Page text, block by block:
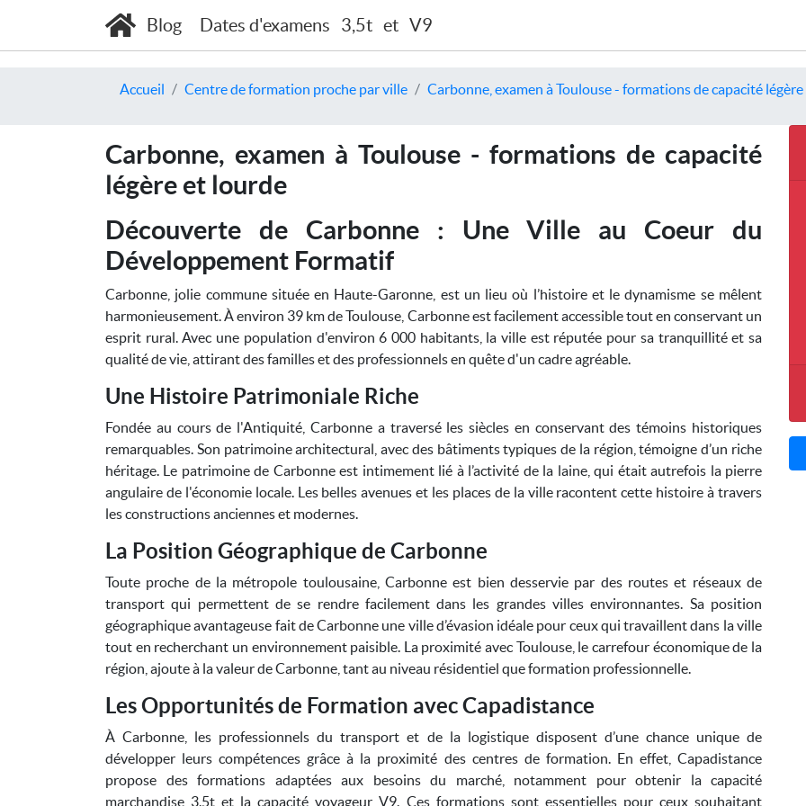
Blog Dates d'examens 3,5t et V9
Accueil Centre de formation proche par ville Carbonne, examen à Toulouse - formations de capacité
Carbonne, examen à Toulouse - formations de capacité
légère et lourde
Découverte de Carbonne : Une Ville au Coeur du
Développement Formatif
Carbonne, jolie commune située en Haute-Garonne, est un lieu où l’histoire et le dynamisme se mêlent
harmonieusement. À environ 39 km de Toulouse, Carbonne est facilement accessible tout en conservant un
esprit rural. Avec une population d'environ 6 000 habitants, la ville est réputée pour sa tranquillité et sa
qualité de vie, attirant des familles et des professionnels en quête d'un cadre agréable.
Une Histoire Patrimoniale Riche
Fondée au cours de l'Antiquité, Carbonne a traversé les siècles en conservant des témoins historiques
remarquables. Son patrimoine architectural, avec des bâtiments typiques de la région, témoigne d’un riche
héritage. Le patrimoine de Carbonne est intimement lié à l’activité de la laine, qui était autrefois la pierre
angulaire de l'économie locale. Les belles avenues et les places de la ville racontent cette histoire à travers
les constructions anciennes et modernes.
La Position Géographique de Carbonne
Toute proche de la métropole toulousaine, Carbonne est bien desservie par des routes et réseaux de
transport qui permettent de se rendre facilement dans les grandes villes environnantes. Sa position
géographique avantageuse fait de Carbonne une ville d’évasion idéale pour ceux qui travaillent dans la ville
tout en recherchant un environnement paisible. La proximité avec Toulouse, le carrefour économique de la
région, ajoute à la valeur de Carbonne, tant au niveau résidentiel que formation professionnelle.
Les Opportunités de Formation avec Capadistance
À Carbonne, les professionnels du transport et de la logistique disposent d’une chance unique de
développer leurs compétences grâce à la proximité des centres de formation. En effet, Capadistance
propose des formations adaptées aux besoins du marché, notamment pour obtenir la capacité
marchandise 3.5t et la capacité voyageur V9. Ces formations sont essentielles pour ceux souhaitant